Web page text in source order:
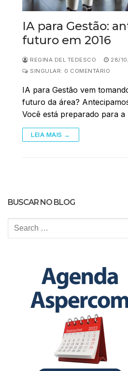
IA para Gestão:
futuro em 2016
REGINA DEL TEDESCO 28/
SINGULAR: 0 COMENTÁRIO
IA para Gestão vem
futuro da área?
Você está preparado para
LEIA MAIS →
BUSCAR NO BLOG
Pesquisar
por: